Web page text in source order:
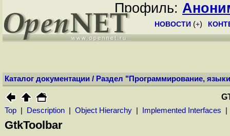
Профиль:
НОВОСТИ (+)
Каталог документации / Раздел "Программирование,
Top Description Object Hierarchy Implemented Interfaces
GtkToolbar